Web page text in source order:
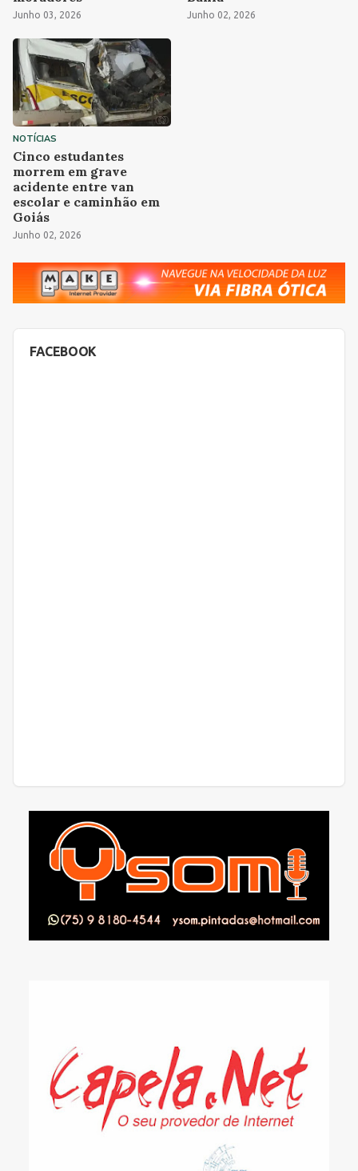
Junho 03, 2026 Junho 02, 2026
NOTÍCIAS
Cinco estudantes
morrem em grave
acidente entre van
escolar e caminhão em
Goiás
Junho 02, 2026
FACEBOOK